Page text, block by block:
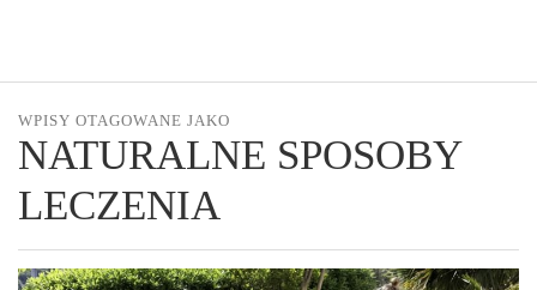
WPISY OTAGOWANE JAKO
NATURALNE SPOSOBY
LECZENIA